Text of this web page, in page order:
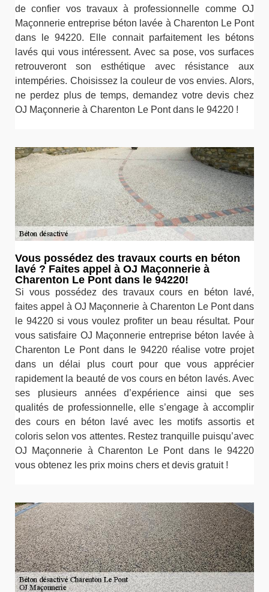
de confier vos travaux à professionnelle comme OJ
Maçonnerie entreprise béton lavée à Charenton Le Pont
dans le 94220. Elle connait parfaitement les bétons
lavés qui vous intéressent. Avec sa pose, vos surfaces
retrouveront son esthétique avec résistance aux
intempéries. Choisissez la couleur de vos envies. Alors,
ne perdez plus de temps, demandez votre devis chez
OJ Maçonnerie à Charenton Le Pont dans le 94220 !
Vous possédez des travaux courts en béton
lavé ? Faites appel à OJ Maçonnerie à
Charenton Le Pont dans le 94220!
Si vous possédez des travaux cours en béton lavé,
faites appel à OJ Maçonnerie à Charenton Le Pont dans
le 94220 si vous voulez profiter un beau résultat. Pour
vous satisfaire OJ Maçonnerie entreprise béton lavée à
Charenton Le Pont dans le 94220 réalise votre projet
dans un délai plus court pour que vous apprécier
rapidement la beauté de vos cours en béton lavés. Avec
ses plusieurs années d’expérience ainsi que ses
qualités de professionnelle, elle s’engage à accomplir
des cours en béton lavé avec les motifs assortis et
coloris selon vos attentes. Restez tranquille puisqu’avec
OJ Maçonnerie à Charenton Le Pont dans le 94220
vous obtenez les prix moins chers et devis gratuit !